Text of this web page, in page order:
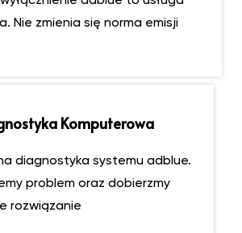
Nie zmienia się norma emisji
Komputerowa
diagnostyka systemu adblue.
problem oraz dobierzmy
rozwiązanie